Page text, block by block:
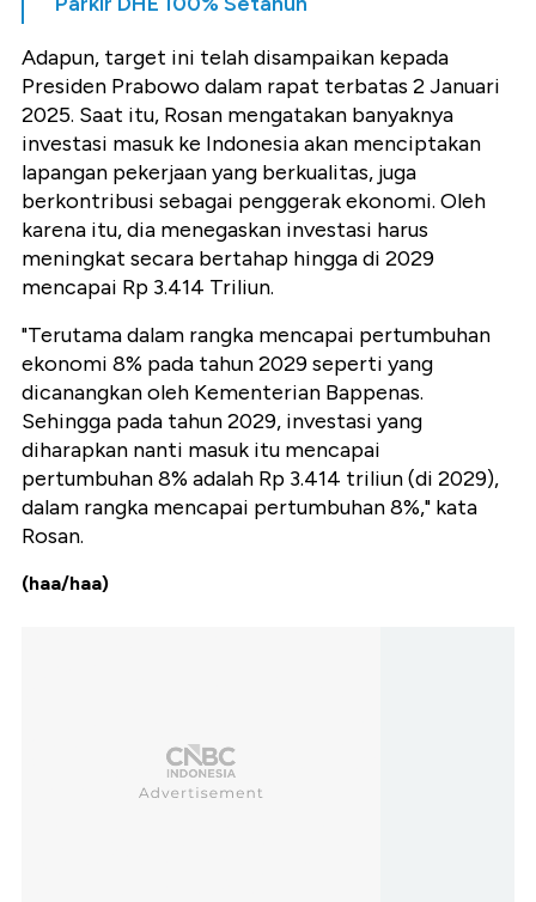
Adapun, target ini telah disampaikan kepada
Presiden Prabowo dalam rapat terbatas 2 Januari
2025. Saat itu, Rosan mengatakan banyaknya
investasi masuk ke Indonesia akan menciptakan
lapangan pekerjaan yang berkualitas, juga
berkontribusi sebagai penggerak ekonomi. Oleh
karena itu, dia menegaskan investasi harus
meningkat secara bertahap hingga di 2029
mencapai Rp 3.414 Triliun.
"Terutama dalam rangka mencapai pertumbuhan
ekonomi 8% pada tahun 2029 seperti yang
dicanangkan oleh Kementerian Bappenas.
Sehingga pada tahun 2029, investasi yang
diharapkan nanti masuk itu mencapai
pertumbuhan 8% adalah Rp 3.414 triliun (di 2029),
dalam rangka mencapai pertumbuhan 8%," kata
Rosan.
(haa/haa)